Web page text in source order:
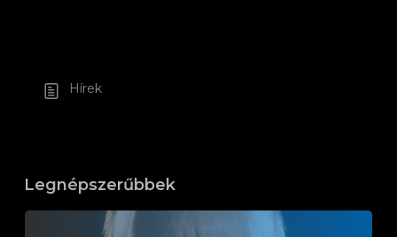
Hírek
Legnépszerűbbek